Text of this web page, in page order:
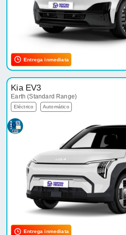
Entrega inmediata
Kia EV3
Earth (Standard Range)
Eléctrico Automático
Entrega inmediata